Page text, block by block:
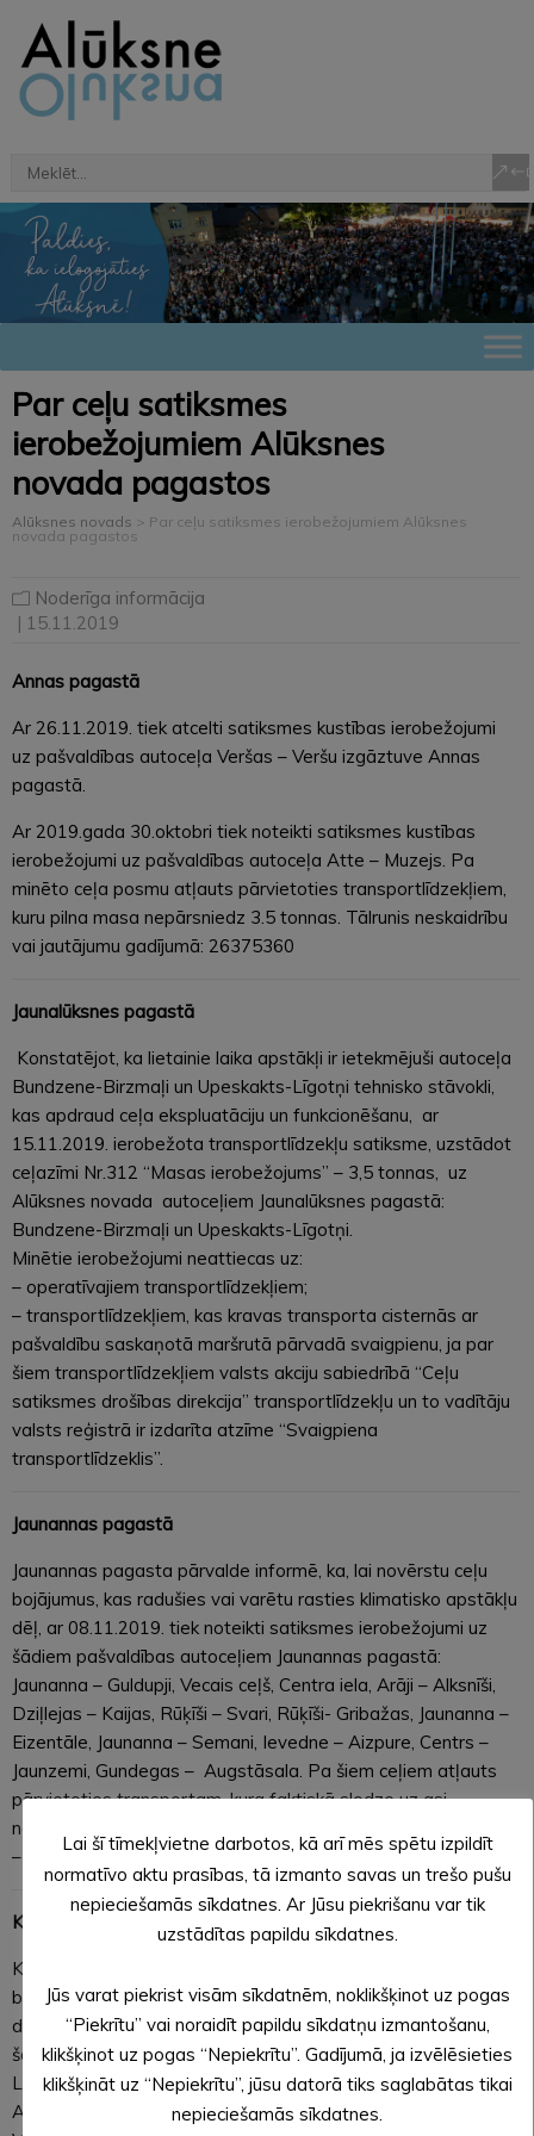
Par ceļu satiksmes
ierobežojumiem Alūksnes
novada pagastos
Alūksnes novads > Par ceļu satiksmes ierobežojumiem Alūksnes
novada pagastos
Noderīga informācija
| 15.11.2019
Annas pagastā
Ar 26.11.2019. tiek atcelti satiksmes kustības ierobežojumi
uz pašvaldības autoceļa Veršas – Veršu izgāztuve Annas
pagastā.
Ar 2019.gada 30.oktobri tiek noteikti satiksmes kustības
ierobežojumi uz pašvaldības autoceļa Atte – Muzejs. Pa
minēto ceļa posmu atļauts pārvietoties transportlīdzekļiem,
kuru pilna masa nepārsniedz 3.5 tonnas. Tālrunis neskaidrību
vai jautājumu gadījumā: 26375360
Jaunalūksnes pagastā
Konstatējot, ka lietainie laika apstākļi ir ietekmējuši autoceļa
Bundzene-Birzmaļi un Upeskakts-Līgotņi tehnisko stāvokli,
kas apdraud ceļa ekspluatāciju un funkcionēšanu, ar
15.11.2019. ierobežota transportlīdzekļu satiksme, uzstādot
ceļazīmi Nr.312 “Masas ierobežojums” – 3,5 tonnas, uz
Alūksnes novada autoceļiem Jaunalūksnes pagastā:
Bundzene-Birzmaļi un Upeskakts-Līgotņi.
Minētie ierobežojumi neattiecas uz:
– operatīvajiem transportlīdzekļiem;
– transportlīdzekļiem, kas kravas transporta cisternās ar
pašvaldību saskaņotā maršrutā pārvadā svaigpienu, ja par
šiem transportlīdzekļiem valsts akciju sabiedrībā “Ceļu
satiksmes drošības direkcija” transportlīdzekļu un to vadītāju
valsts reģistrā ir izdarīta atzīme “Svaigpiena
transportlīdzeklis”.
Jaunannas pagastā
Jaunannas pagasta pārvalde informē, ka, lai novērstu ceļu
bojājumus, kas radušies vai varētu rasties klimatisko apstākļu
dēļ, ar 08.11.2019. tiek noteikti satiksmes ierobežojumi uz
šādiem pašvaldības autoceļiem Jaunannas pagastā:
Jaunanna – Guldupji, Vecais ceļš, Centra iela, Arāji – Alksnīši,
Dziļlejas – Kaijas, Rūķīši – Svari, Rūķīši- Gribažas, Jaunanna –
Eizentāle, Jaunanna – Semani, Ievedne – Aizpure, Centrs –
Jaunzemi, Gundegas – Augstāsala. Pa šiem ceļiem atļauts
pārvietoties transportam, kura faktiskā slodze uz asi
nepārsniedz 3.5 t. Neskaidrību vai jautājumu gadījumā zvanīt
– 26375360.
Kalncempju pagastā
Kalncempju pagasta pārvalde informē, ka, lai novērstu ceļu
bojājumus, kas radušies vai varētu rasties klimatisko apstākļu
dēļ, ar 31.10.2019. tiek noteikti satiksmes ierobežojumi uz
šādiem pašvaldības autoceļiem Kalncempju pagastā: Ermiķi –
Letes, Lūkuži – Gotlupi – Nāzupi, Cempji- Malaci, Ate –
Augstiekalni- Niedras, Žagatas – Cempji, Lauķi- Jāņkalni,
Lai šī tīmekļvietne darbotos, kā arī mēs spētu izpildīt
normatīvo aktu prasības, tā izmanto savas un trešo pušu
nepieciešamās sīkdatnes. Ar Jūsu piekrišanu var tik
uzstādītas papildu sīkdatnes.
Jūs varat piekrist visām sīkdatnēm, noklikšķinot uz pogas
“Piekrītu” vai noraidīt papildu sīkdatņu izmantošanu,
klikšķinot uz pogas “Nepiekrītu”. Gadījumā, ja izvēlēsieties
klikšķināt uz “Nepiekrītu”, jūsu datorā tiks saglabātas tikai
nepieciešamās sīkdatnes.